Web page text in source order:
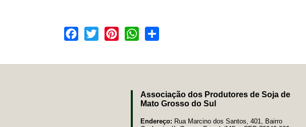
Facebook
Twitter PinterestWhatsApp
Associação dos Produtores de Soja de
Mato Grosso do Sul
Endereço: Rua Marcino dos Santos, 401, Bairro